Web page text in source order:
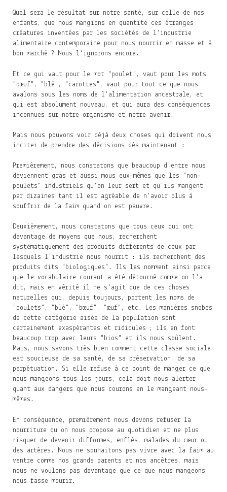
Quel sera le résultat sur notre santé, sur celle de nos
enfants, que nous mangions en quantité ces étranges
créatures inventées par les sociétés de l'industrie
alimentaire contemporaine pour nous nourrir en masse et à
bon marché ? Nous l'ignorons encore.
Et ce qui vaut pour le mot "poulet", vaut pour les mots
"bœuf", "blé", "carottes", vaut pour tout ce que nous
avalons sous les noms de l'alimentation ancestrale, et
qui est absolument nouveau, et qui aura des conséquences
inconnues sur notre organisme et notre avenir.
Mais nous pouvons voir déjà deux choses qui doivent nous
inciter de prendre des décisions dès maintenant :
Premièrement, nous constatons que beaucoup d'entre nous
deviennent gras et aussi mous eux-mêmes que les "non-
poulets" industriels qu'on leur sert et qu'ils mangent
par dizaines tant il est agréable de n'avoir plus à
souffrir de la faim quand on est pauvre.
Deuxièmement, nous constatons que tous ceux qui ont
davantage de moyens que nous, recherchent
systématiquement des produits différents de ceux par
lesquels l'industrie nous nourrit : ils recherchent des
produits dits "biologiques". Ils les nomment ainsi parce
que le vocabulaire courant a été détourné comme on l'a
dit, mais en vérité il ne s'agit que de ces choses
naturelles qui, depuis toujours, portent les noms de
"poulets", "blé", "bœuf", "œuf", etc. Les manières snobes
de cette catégorie aisée de la population sont
certainement exaspérantes et ridicules ; ils en font
beaucoup trop avec leurs "bios" et ils nous soûlent.
Mais, nous savons très bien comment cette classe sociale
est soucieuse de sa santé, de sa préservation, de sa
perpétuation. Si elle refuse à ce point de manger ce que
nous mangeons tous les jours, cela doit nous alerter
quant aux dangers que nous courons en le mangeant nous-
mêmes.
En conséquence, premièrement nous devons refuser la
nourriture qu'on nous propose au quotidien et ne plus
risquer de devenir difformes, enflés, malades du cœur ou
des artères. Nous ne souhaitons pas vivre avec la faim au
ventre comme nos grands parents et nos ancêtres, mais
nous ne voulons pas davantage que ce que nous mangeons
nous fasse mourir.